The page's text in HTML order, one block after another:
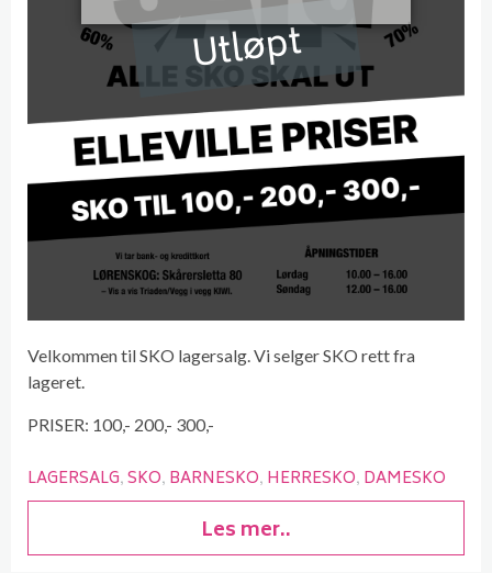
Utløpt
Velkommen til SKO lagersalg. Vi selger SKO rett fra
lageret.
PRISER: 100,- 200,- 300,-
LAGERSALG SKO BARNESKO HERRESKO DAMESKO
Les mer..